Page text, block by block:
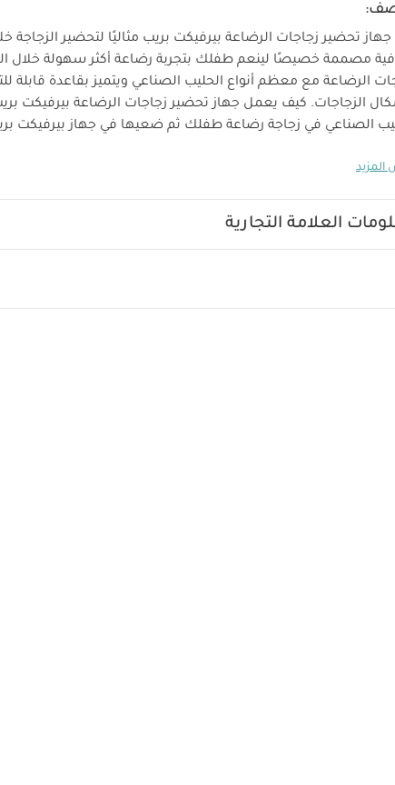
جهاز تحضير زجاجات الرضاعة بيرفيكت بريب مثاليًا لتحضير الزجاجة
مصممة خصيصًا لينعم طفلك بتجربة رضاعة أكثر سهولة خلال
الرضاعة مع معظم أنواع الحليب الصناعي ويتميز بقاعدة قابلة
الزجاجات. كيف يعمل جهاز تحضير زجاجات الرضاعة بيرفيكت
الصناعي في زجاجة رضاعة طفلك ثم ضعيها في جهاز بيرفيكت
الصناعي بسرعة وسهولة. رجي الزجاجة سريعًا وضعيها أسفل
من 4 أوقيات إلى 11 أوقية لتحصلي على زجاجة من الحليب الطازج
كيف تعتني بجهاز تحضير زجاجات الرضاعة بيرفيكت بريب من
العلامة التجارية